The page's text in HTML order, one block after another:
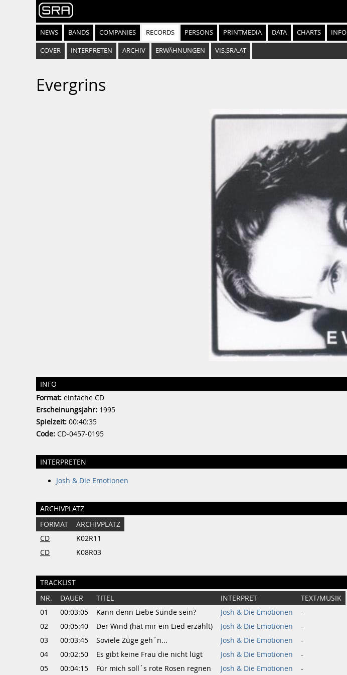
NEWS BANDS COMPANIES RECORDS PERSONS PRINTMEDIA DATA CHARTS INFO
COVER INTERPRETEN ARCHIV ERWÄHNUNGEN VIS.SRA.AT
Evergrins
INFO
Format: einfache CD
Erscheinungsjahr: 1995
Spielzeit: 00:40:35
Code: CD-0457-0195
INTERPRETEN
Josh & Die Emotionen
ARCHIVPLATZ
FORMAT
ARCHIVPLATZ
CD
K02R11
CD
K08R03
TRACKLIST
NR. DAUER TITEL INTERPRET
TEXT/MUSIK
01
00:03:05 Kann denn Liebe Sünde sein? Josh & Die Emotionen
-
02
00:05:40 Der Wind (hat mir ein Lied erzählt) Josh & Die Emotionen
-
03
00:03:45 Soviele Züge geh´n... Josh & Die Emotionen
-
04
00:02:50 Es gibt keine Frau die nicht lügt Josh & Die Emotionen
-
05
00:04:15 Für mich soll´s rote Rosen regnen Josh & Die Emotionen -